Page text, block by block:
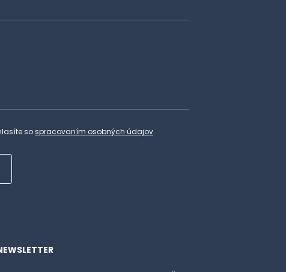
sospracovaním osobných údajov.